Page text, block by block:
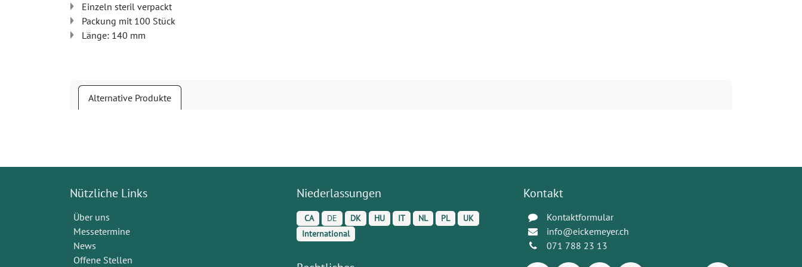
Einzeln steril verpackt
Packung mit 100 Stück
Länge: 140 mm
Alternative Produkte
Nützliche Links
Über uns
Messetermine
News
Offene Stellen
Niederlassungen
CA DE DK HU IT NL PL
UK
International
Kontakt
Kontaktformular
info@eickemeyer.ch
071 788 23 13